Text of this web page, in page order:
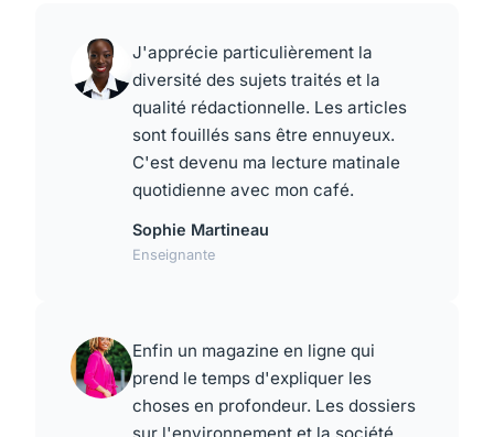
J'apprécie particulièrement la
diversité des sujets traités et la
qualité rédactionnelle. Les articles
sont fouillés sans être ennuyeux.
C'est devenu ma lecture matinale
quotidienne avec mon café.
Sophie Martineau
Enseignante
Enfin un magazine en ligne qui
prend le temps d'expliquer les
choses en profondeur. Les dossiers